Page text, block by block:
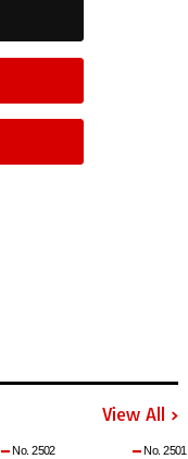
View All
No. 2502 No. 2501